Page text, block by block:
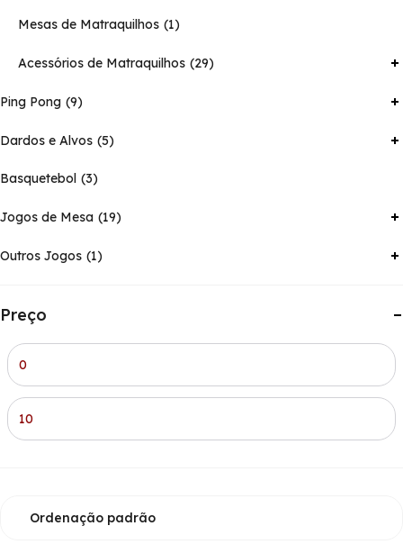
Mesas de Matraquilhos 1
Acessórios de Matraquilhos 29
Ping Pong 9
Dardos e Alvos 5
Basquetebol 3
Jogos de Mesa 19
Outros Jogos 1
Preço